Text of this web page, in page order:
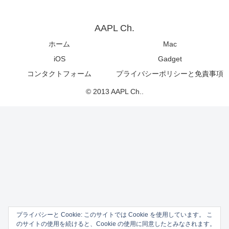
AAPL Ch.
ホーム
Mac
iOS
Gadget
コンタクトフォーム
プライバシーポリシーと免責事項
© 2013 AAPL Ch..
プライバシーと Cookie: このサイトでは Cookie を使用しています。 こ
のサイトの使用を続けると、Cookie の使用に同意したとみなされます。